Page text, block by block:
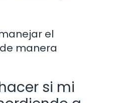
el
manera
si mi